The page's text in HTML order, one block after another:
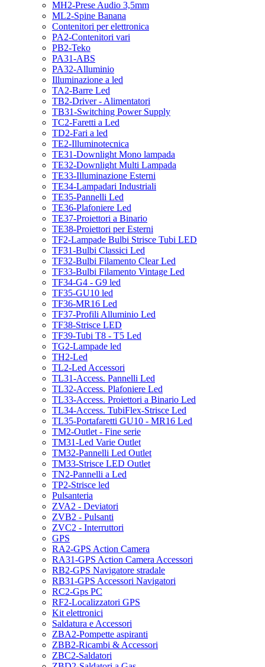
MH2-Prese Audio 3,5mm
ML2-Spine Banana
Contenitori per elettronica
PA2-Contenitori vari
PB2-Teko
PA31-ABS
PA32-Alluminio
Illuminazione a led
TA2-Barre Led
TB2-Driver - Alimentatori
TB31-Switching Power Supply
TC2-Faretti a Led
TD2-Fari a led
TE2-Illuminotecnica
TE31-Downlight Mono lampada
TE32-Downlight Multi Lampada
TE33-Illuminazione Esterni
TE34-Lampadari Industriali
TE35-Pannelli Led
TE36-Plafoniere Led
TE37-Proiettori a Binario
TE38-Proiettori per Esterni
TF2-Lampade Bulbi Strisce Tubi LED
TF31-Bulbi Classici Led
TF32-Bulbi Filamento Clear Led
TF33-Bulbi Filamento Vintage Led
TF34-G4 - G9 led
TF35-GU10 led
TF36-MR16 Led
TF37-Profili Alluminio Led
TF38-Strisce LED
TF39-Tubi T8 - T5 Led
TG2-Lampade led
TH2-Led
TL2-Led Accessori
TL31-Access. Pannelli Led
TL32-Access. Plafoniere Led
TL33-Access. Proiettori a Binario Led
TL34-Access. TubiFlex-Strisce Led
TL35-Portafaretti GU10 - MR16 Led
TM2-Outlet - Fine serie
TM31-Led Varie Outlet
TM32-Pannelli Led Outlet
TM33-Strisce LED Outlet
TN2-Pannelli a Led
TP2-Strisce led
Pulsanteria
ZVA2 - Deviatori
ZVB2 - Pulsanti
ZVC2 - Interruttori
GPS
RA2-GPS Action Camera
RA31-GPS Action Camera Accessori
RB2-GPS Navigatore stradale
RB31-GPS Accessori Navigatori
RC2-Gps PC
RF2-Localizzatori GPS
Kit elettronici
Saldatura e Accessori
ZBA2-Pompette aspiranti
ZBB2-Ricambi & Accessori
ZBC2-Saldatori